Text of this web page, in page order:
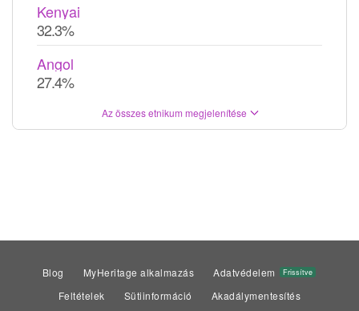
Kenyai
32.3%
Angol
27.4%
Az összes etnikum megjelenítése
Blog MyHeritage alkalmazás Adatvédelem Frissítve
Feltételek Sütiinformáció
Akadálymentesítés